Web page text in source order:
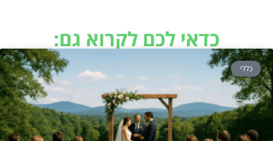
כדאי לכם לקרוא גם:
כללי